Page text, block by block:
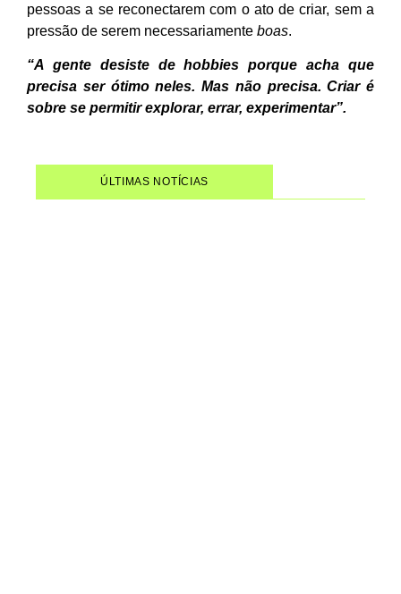
pessoas a se reconectarem com o ato de criar, sem a
pressão de serem necessariamente boas.
“A gente desiste de hobbies porque acha que
precisa ser ótimo neles. Mas não precisa. Criar é
sobre se permitir explorar, errar, experimentar”.
ÚLTIMAS NOTÍCIAS